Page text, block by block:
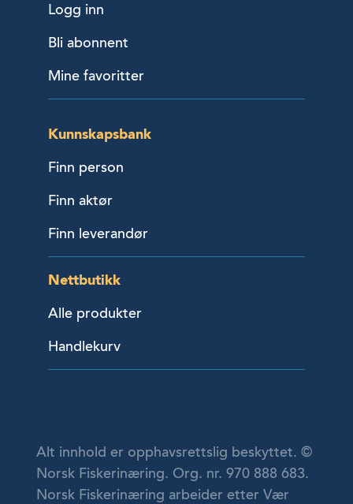
Logg inn
Bli abonnent
Mine favoritter
Kunnskapsbank
Finn person
Finn aktør
Finn leverandør
Nettbutikk
Alle produkter
Handlekurv
Alt innhold er opphavsrettslig beskyttet. ©
Norsk Fiskerinæring. Org. nr. 970 888 683.
Norsk Fiskerinæring arbeider etter Vær